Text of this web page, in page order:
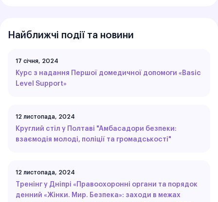
Найближчі події та новини
17 січня, 2024
Курс з надання Першої домедичної допомоги «Basic
Level Support»
12 листопада, 2024
Круглий стіл у Полтаві "Амбасадори безпеки:
взаємодія молоді, поліції та громадськості"
12 листопада, 2024
Тренінг у Дніпрі «Правоохоронні органи та порядок
денний «Жінки. Мир. Безпека»: заходи в межах